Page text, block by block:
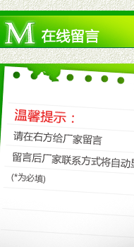
区域内良好的终端网点和销
一定业务团队能力覆盖区域
较强的市场操作意识，投入
牌产品
提升品牌的知名度，美誉度。
开创新产品不断满足消费者
盟优势
企划支持：产品手册、
。
保护支持：供优质产品，全
理商、经销商提供公司资执
技术支持：因地制宜，采取
奖励支持：累计进货奖励，